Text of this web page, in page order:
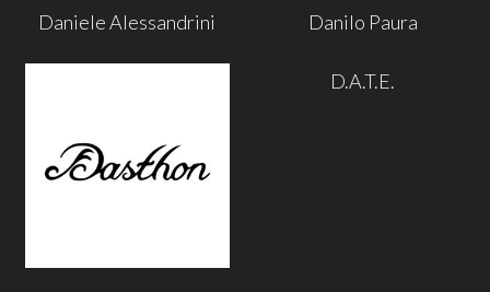
Daniele Alessandrini Danilo Paura
D.A.T.E.